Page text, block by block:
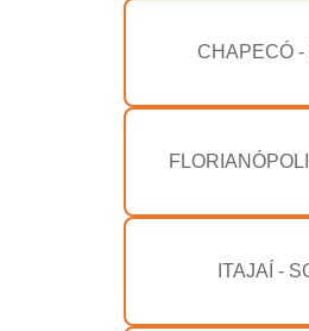
CHAPECÓ -
ITAJAÍ -